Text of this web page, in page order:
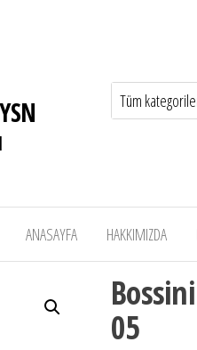
ANASAYFA HAKKIMIZDA
05